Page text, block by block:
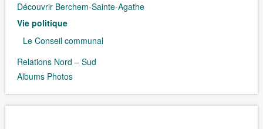
Découvrir Berchem-Sainte-Agathe
Vie politique
Le Conseil communal
Relations Nord – Sud
Albums Photos